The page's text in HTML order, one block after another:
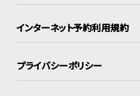
インターネット予約利用規約
プライバシーポリシー